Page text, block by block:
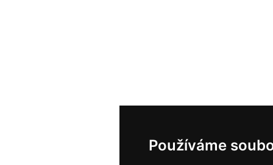
Používáme